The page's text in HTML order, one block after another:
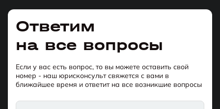
Ответим
на все вопросы
Если у вас есть вопрос, то вы можете оставить свой
номер - наш юрисконсульт свяжется с вами в
ближайшее время и ответит на все возникшие вопросы